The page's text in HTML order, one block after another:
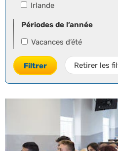
Irlande
Périodes de l’année
Vacances d’été
Filtrer Retirer les